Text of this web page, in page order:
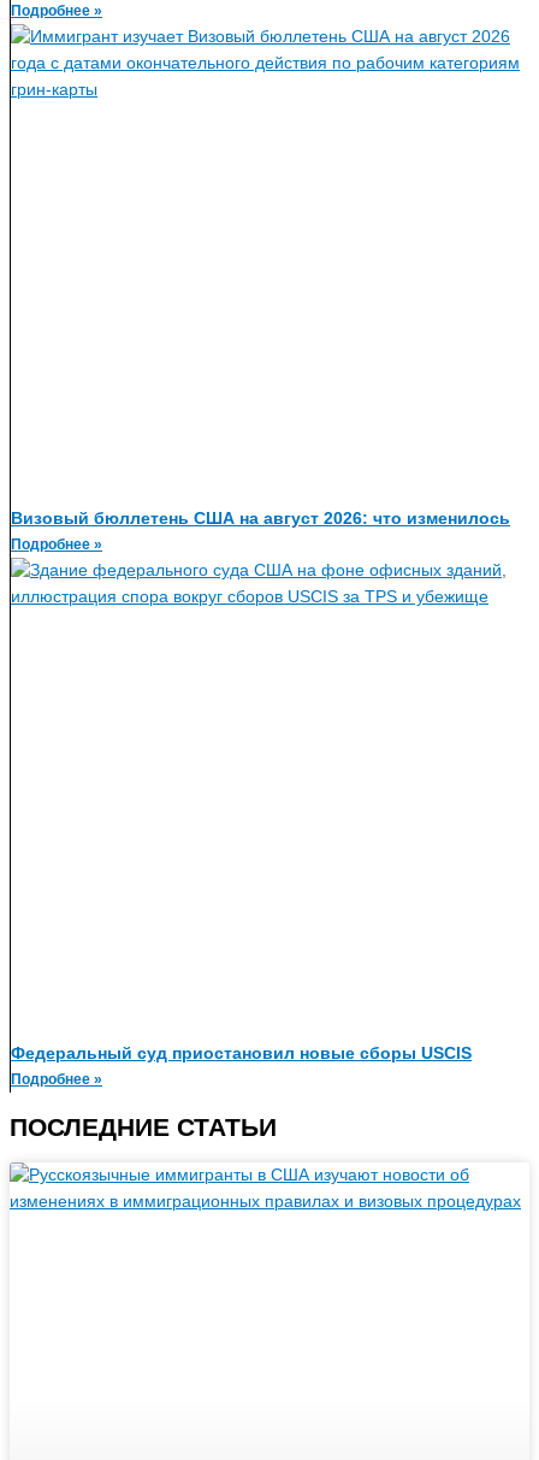
Подробнее »
Визовый бюллетень США на август 2026: что изменилось
Подробнее »
Федеральный суд приостановил новые сборы USCIS
Подробнее »
ПОСЛЕДНИЕ СТАТЬИ